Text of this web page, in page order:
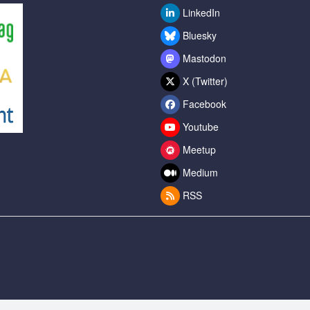
LinkedIn
Bluesky
Mastodon
X (Twitter)
Facebook
Youtube
Meetup
Medium
RSS